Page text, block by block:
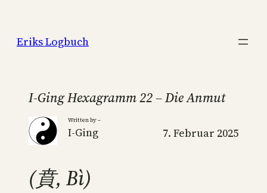
springen
Eriks Logbuch
I-Ging Hexagramm 22 – Die Anmut
Written by –
I-Ging 7. Februar 2025
(賁, Bì)